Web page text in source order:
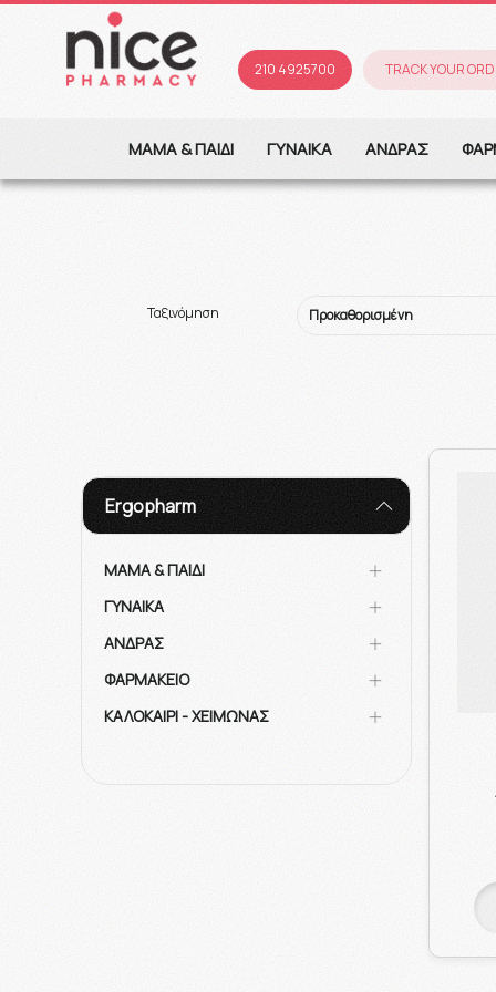
210 4925700 TRACK YOUR
ΜΑΜΑ & ΠΑΙΔΙ ΓΥΝΑΙΚΑ ΑΝΔΡΑΣ
Ταξινόμηση
Ergopharm
ΜΑΜΑ & ΠΑΙΔΙ
ΓΥΝΑΙΚΑ
ΑΝΔΡΑΣ
ΦΑΡΜΑΚΕΙΟ
ΚΑΛΟΚΑΙΡΙ - ΧΕΙΜΩΝΑΣ